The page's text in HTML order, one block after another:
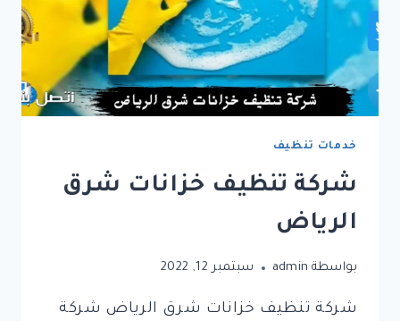
خدمات تنظيف
شركة تنظيف خزانات شرق
الرياض
بواسطة admin سبتمبر 12, 2022
شركة تنظيف خزانات شرق الرياض شركة